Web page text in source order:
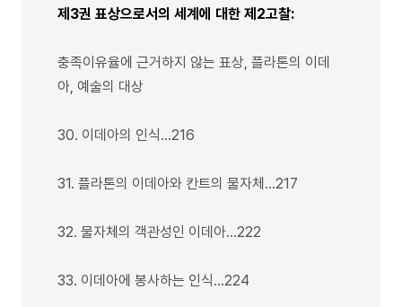
제3권 표상으로서의 세계에 대한 제2고찰:
충족이유율에 근거하지 않는 표상, 플라톤의 이데
아, 예술의 대상
30. 이데아의 인식…216
31. 플라톤의 이데아와 칸트의 물자체…217
32. 물자체의 객관성인 이데아…222
33. 이데아에 봉사하는 인식…224